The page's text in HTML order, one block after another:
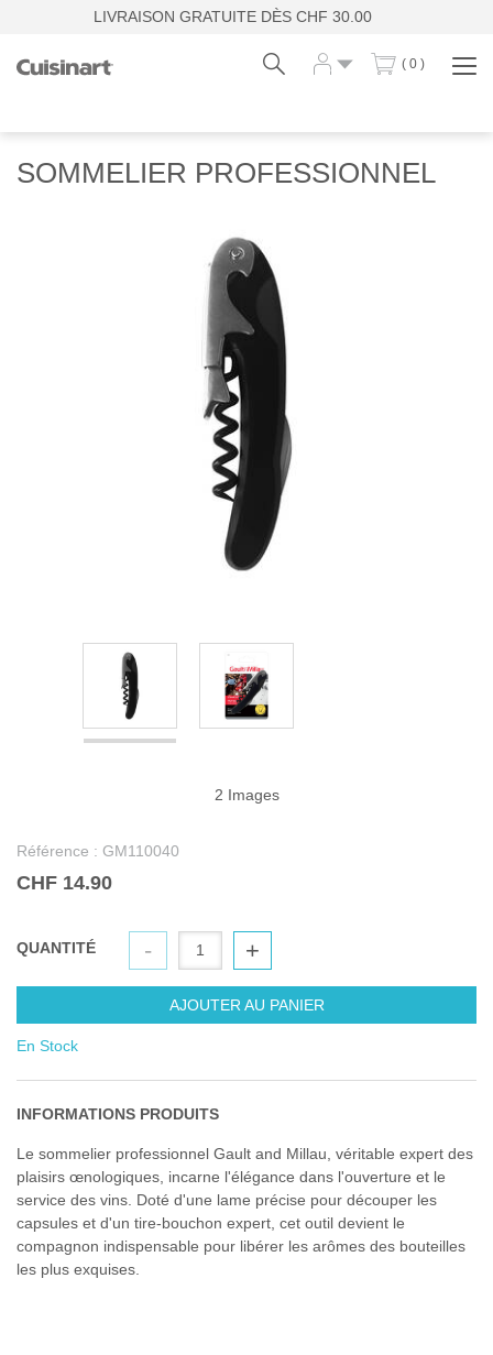
LIVRAISON GRATUITE DÈS CHF 30.00
( 0 )
SOMMELIER PROFESSIONNEL
2 Images
Référence : GM110040
CHF 14.90
QUANTITÉ - +
AJOUTER AU PANIER
En Stock
INFORMATIONS PRODUITS
Le sommelier professionnel Gault and Millau, véritable expert des
plaisirs œnologiques, incarne l'élégance dans l'ouverture et le
service des vins. Doté d'une lame précise pour découper les
capsules et d'un tire-bouchon expert, cet outil devient le
compagnon indispensable pour libérer les arômes des bouteilles
les plus exquises.